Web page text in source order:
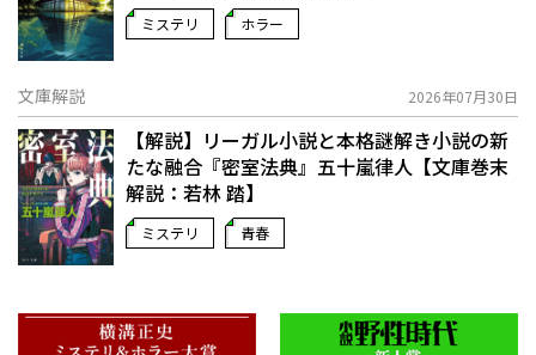
ミステリ ホラー
文庫解説 2026年07月30日
【解説】リーガル小説と本格謎解き小説の新
たな融合――『密室法典』五十嵐律人【文庫巻末
解説：若林 踏】
ミステリ 青春